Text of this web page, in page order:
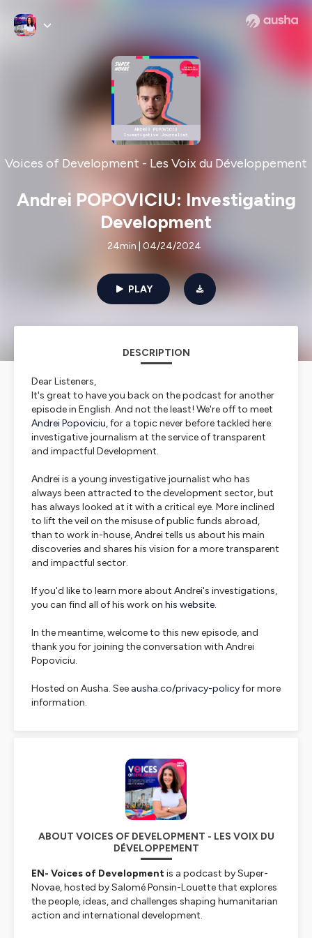
Voices of Development - Les Voix du Développement
Andrei POPOVICIU: Investigating
Development
24min | 04/24/2024
PLAY
DESCRIPTION
Dear Listeners,
It's great to have you back on the podcast for another
episode in English. And not the least! We're off to meet
Andrei Popoviciu, for a topic never before tackled here:
investigative journalism at the service of transparent
and impactful Development.
Andrei is a young investigative journalist who has
always been attracted to the development sector, but
has always looked at it with a critical eye. More inclined
to lift the veil on the misuse of public funds abroad,
than to work in-house, Andrei tells us about his main
discoveries and shares his vision for a more transparent
and impactful sector.
If you'd like to learn more about Andrei's investigations,
you can find all of his work on his website.
In the meantime, welcome to this new episode, and
thank you for joining the conversation with Andrei
Popoviciu.
Hosted on Ausha. See ausha.co/privacy-policyfor more
information.
ABOUT VOICES OF DEVELOPMENT - LES VOIX DU
DÉVELOPPEMENT
EN- Voices of Developmentis a podcast by Super-
Novae, hosted by Salomé Ponsin-Louette that explores
the people, ideas, and challenges shaping humanitarian
action and international development.